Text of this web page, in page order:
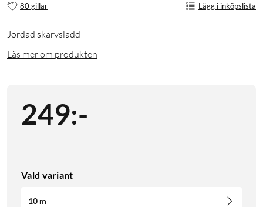
80 gillar Lägg i inköpslista
Jordad skarvsladd
Läs mer om produkten
249:-
Vald variant
10 m